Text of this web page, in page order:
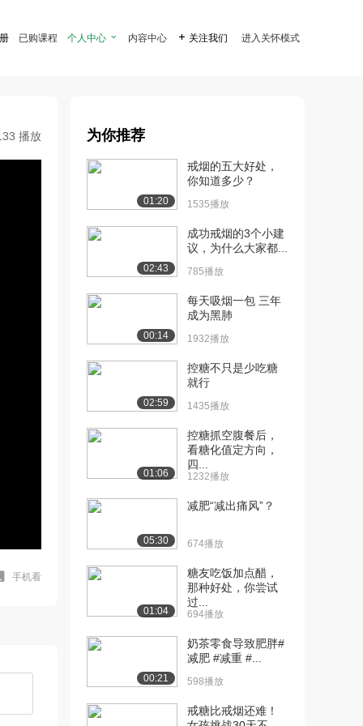
已购课程 个人中心  内容中心  关注我们 进入关怀模式
播放
手机看
为你推荐
01:20
戒烟的五大好处，
你知道多少？
1535播放
02:43
成功戒烟的3个小建
议，为什么大家都...
785播放
00:14
每天吸烟一包 三年
成为黑肺
1932播放
02:59
控糖不只是少吃糖
就行
1435播放
01:06
控糖抓空腹餐后，
看糖化值定方向，
四...
1232播放
05:30
减肥“减出痛风”？
674播放
01:04
糖友吃饭加点醋，
那种好处，你尝试
过...
694播放
00:21
奶茶零食导致肥胖#
减肥 #减重 #...
598播放
戒糖比戒烟还难！